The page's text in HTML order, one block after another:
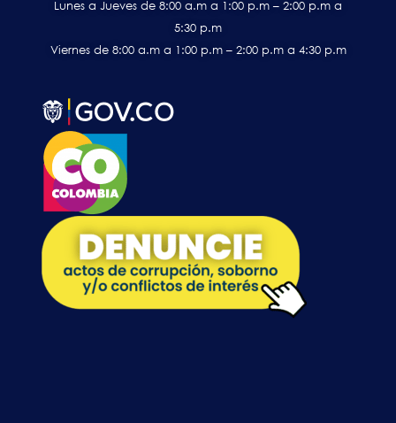
Lunes a Jueves de 8:00 a.m a 1:00 p.m – 2:00 p.m a
5:30 p.m
Viernes de 8:00 a.m a 1:00 p.m – 2:00 p.m a 4:30 p.m